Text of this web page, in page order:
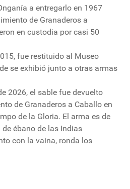
a entregarlo en 1967
de Granaderos a
en custodia por casi 50
fue restituido al Museo
se exhibió junto a otras armas
2026, el sable fue devuelto
de Granaderos a Caballo en
de la Gloria. El arma es de
ébano de las Indias
con la vaina, ronda los